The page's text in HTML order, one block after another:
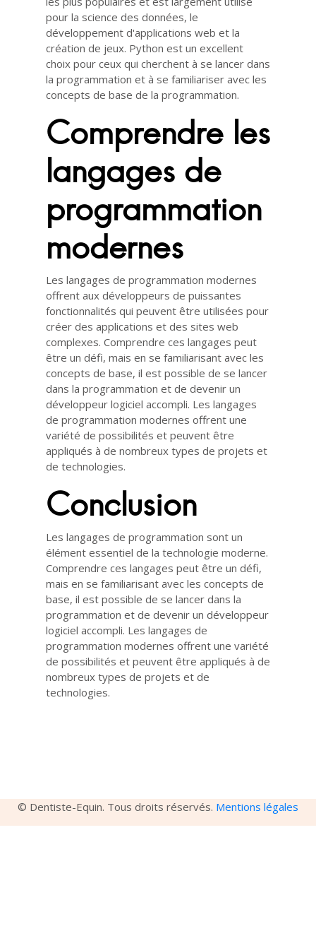
pour la science des données, le
développement d'applications web et la
création de jeux. Python est un excellent
choix pour ceux qui cherchent à se lancer dans
la programmation et à se familiariser avec les
concepts de base de la programmation.
Comprendre les
langages de
programmation
modernes
Les langages de programmation modernes
offrent aux développeurs de puissantes
fonctionnalités qui peuvent être utilisées pour
créer des applications et des sites web
complexes. Comprendre ces langages peut
être un défi, mais en se familiarisant avec les
concepts de base, il est possible de se lancer
dans la programmation et de devenir un
développeur logiciel accompli. Les langages
de programmation modernes offrent une
variété de possibilités et peuvent être
appliqués à de nombreux types de projets et
de technologies.
Conclusion
Les langages de programmation sont un
élément essentiel de la technologie moderne.
Comprendre ces langages peut être un défi,
mais en se familiarisant avec les concepts de
base, il est possible de se lancer dans la
programmation et de devenir un développeur
logiciel accompli. Les langages de
programmation modernes offrent une variété
de possibilités et peuvent être appliqués à de
nombreux types de projets et de
technologies.
© Dentiste-Equin. Tous droits réservés. Mentions légales